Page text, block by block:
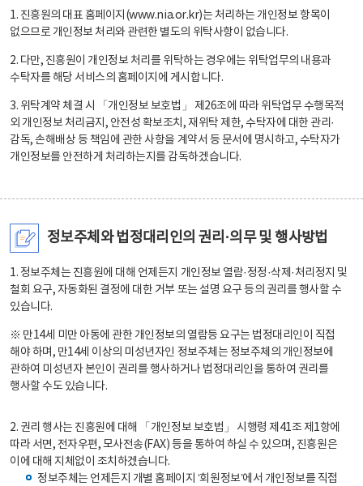
1. 진흥원의 대표 홈페이지(www.nia.or.kr)는 처리하는 개인정보 항목이
없으므로 개인정보 처리와 관련한 별도의 위탁사항이 없습니다.
2. 다만, 진흥원이 개인정보 처리를 위탁하는 경우에는 위탁업무의 내용과
수탁자를 해당 서비스의 홈페이지에 게시합니다.
3. 위탁계약 체결 시 「개인정보 보호법」 제26조에 따라 위탁업무 수행목적
외 개인정보 처리금지, 안전성 확보조치, 재위탁 제한, 수탁자에 대한 관리·
감독, 손해배상 등 책임에 관한 사항을 계약서 등 문서에 명시하고, 수탁자가
개인정보를 안전하게 처리하는지를 감독하겠습니다.
정보주체와 법정대리인의 권리·의무 및 행사방법
1. 정보주체는 진흥원에 대해 언제든지 개인정보 열람·정정·삭제·처리정지 및
철회 요구, 자동화된 결정에 대한 거부 또는 설명 요구 등의 권리를 행사할 수
있습니다.
※ 만14세 미만 아동에 관한 개인정보의 열람등 요구는 법정대리인이 직접
해야 하며, 만14세 이상의 미성년자인 정보주체는 정보주체의 개인정보에
관하여 미성년자 본인이 권리를 행사하거나 법정대리인을 통하여 권리를
행사할 수도 있습니다.
2. 권리 행사는 진흥원에 대해 「개인정보 보호법」 시행령 제41조 제1항에
따라 서면, 전자우편, 모사전송(FAX) 등을 통하여 하실 수 있으며, 진흥원은
이에 대해 지체없이 조치하겠습니다.
정보주체는 언제든지 개별 홈페이지 ‘회원정보’에서 개인정보를 직접